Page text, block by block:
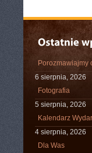
Porozmawiajmy
6 sierpnia, 2026
Fotografia
5 sierpnia, 2026
Kalendarz
4 sierpnia, 2026
Dla Was